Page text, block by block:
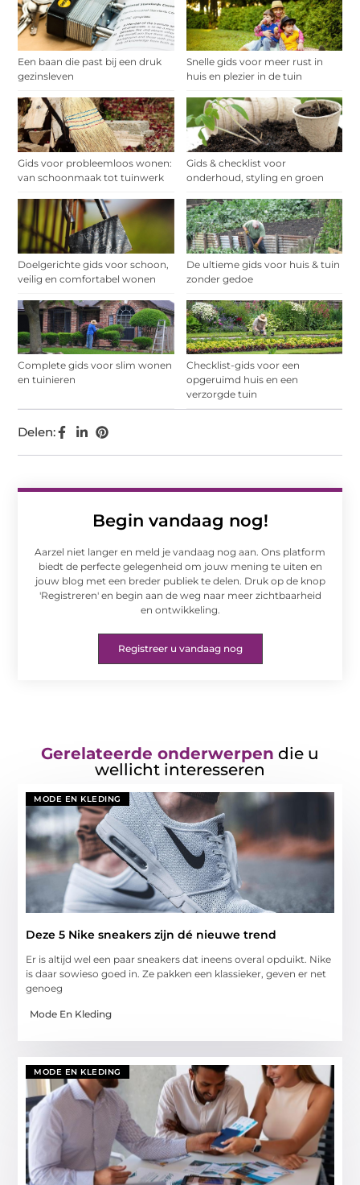
Een baan die past bij een druk
gezinsleven
Snelle gids voor meer rust in
huis en plezier in de tuin
Gids voor probleemloos wonen:
van schoonmaak tot tuinwerk
Gids & checklist voor
onderhoud, styling en groen
Doelgerichte gids voor schoon,
veilig en comfortabel wonen
De ultieme gids voor huis & tuin
zonder gedoe
Complete gids voor slim wonen
en tuinieren
Checklist-gids voor een
opgeruimd huis en een
verzorgde tuin
Begin vandaag nog!
Aarzel niet langer en meld je vandaag nog aan. Ons platform
biedt de perfecte gelegenheid om jouw mening te uiten en
jouw blog met een breder publiek te delen. Druk op de knop
'Registreren' en begin aan de weg naar meer zichtbaarheid
en ontwikkeling.
Registreer u vandaag nog
Delen:
Gerelateerde onderwerpen die u
wellicht interesseren
MODE EN KLEDING
Deze 5 Nike sneakers zijn dé nieuwe trend
Er is altijd wel een paar sneakers dat ineens overal opduikt. Nike
is daar sowieso goed in. Ze pakken een klassieker, geven er net
genoeg
Mode En Kleding
MODE EN KLEDING